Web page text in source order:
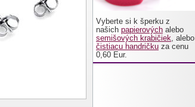
Vyberte si k šperku z
našich papierových alebo
semišových krabičiek, alebo
čistiacu handričku za cenu
0,60 Eur.